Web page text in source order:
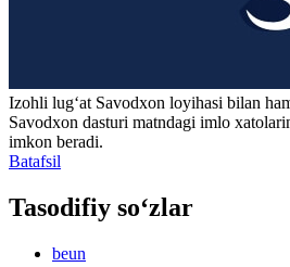
Izohli lugʻat Savodxon loyihasi bilan
Savodxon dasturi matndagi imlo
imkon beradi.
Batafsil
Tasodifiy so‘zlar
beun